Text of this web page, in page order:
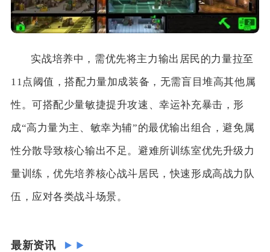
实战培养中，需优先将主力输出居民的力量拉至
11点阈值，搭配力量加成装备，无需盲目堆高其他属
性。可搭配少量敏捷提升攻速、幸运补充暴击，形
成“高力量为主、敏幸为辅”的最优输出组合，避免属
性分散导致核心输出不足。避难所训练室优先升级力
量训练，优先培养核心战斗居民，快速形成高战力队
伍，应对各类战斗场景。
最新资讯